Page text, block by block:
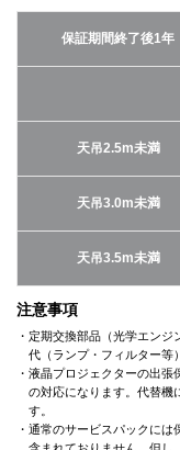
保証期間終了後1年
天吊2.5m未満
天吊3.0m未満
天吊3.5m未満
注意事項
・定期交換部品（光学エン
代（ランプ・フィルター等
・液晶プロジェクターの出
の対応になります。代替機
す。
・通常のサービスパックに